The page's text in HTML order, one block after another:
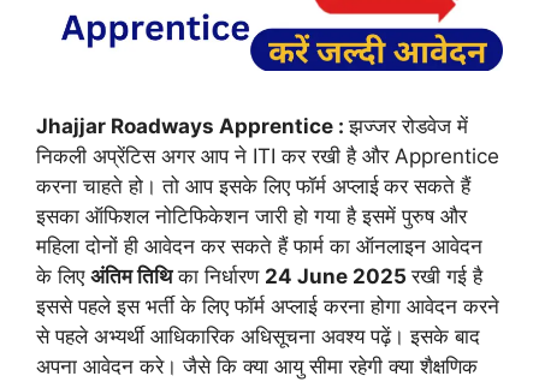
Jhajjar Roadways Apprentice :झज्जर रोडवेज में
निकली अप्रेंटिस अगर आप ने ITI कर रखी है और Apprentice
करना चाहते हो। तो आप इसके लिए फॉर्म अप्लाई कर सकते हैं
इसका ऑफिशल नोटिफिकेशन जारी हो गया है इसमें पुरुष और
महिला दोनों ही आवेदन कर सकते हैं फार्म का ऑनलाइन आवेदन
के लिए अंतिम तिथिका निर्धारण 24 June 2025 रखी गई है
इससे पहले इस भर्ती के लिए फॉर्म अप्लाई करना होगा आवेदन करने
से पहले अभ्यर्थी आधिकारिक अधिसूचना अवश्य पढ़ें। इसके बाद
अपना आवेदन करे। जैसे कि क्या आयु सीमा रहेगी क्या शैक्षणिक